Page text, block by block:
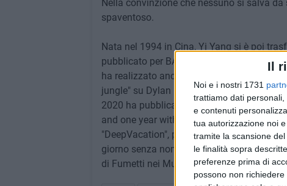
Il
Noi e i nostri 1731
trattiamo dati
e contenuti
tua autorizzazione noi
tramite la scansione
le finalità sopra
preferenze prima di
possono non
Nella convinzione che nessuno si salva
spaventoso.
Nata nel 1994 in Cina, Yi Yang si è poi
pubblicato per BAO Publishing "Aiuto!" a
ha realizzato anche Sasso il pittore. In
jungle" su Dylan Dog Color Fest, "La
2020 ha pubblicato per BAO Publishing
and one year without us" è stato
"DeepVacation", per Salda Press"Luce e
giorno senza nome in un tempo senza
di Fumetti nei Musei.